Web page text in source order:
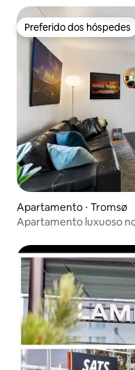
Preferido dos hóspedes
Preferido dos hóspedes
Apartamento ⋅ Tromsø
Apartamento luxuoso